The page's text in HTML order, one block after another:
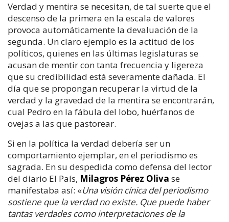
Verdad y mentira se necesitan, de tal suerte que el
descenso de la primera en la escala de valores
provoca automáticamente la devaluación de la
segunda. Un claro ejemplo es la actitud de los
políticos, quienes en las últimas legislaturas se
acusan de mentir con tanta frecuencia y ligereza
que su credibilidad está severamente dañada. El
día que se propongan recuperar la virtud de la
verdad y la gravedad de la mentira se encontrarán,
cual Pedro en la fábula del lobo, huérfanos de
ovejas a las que pastorear.
Si en la política la verdad debería ser un
comportamiento ejemplar, en el periodismo es
sagrada. En su despedida como defensa del lector
del diario El País, Milagros Pérez Oliva se
manifestaba así: «Una visión cínica del periodismo
sostiene que la verdad no existe. Que puede haber
tantas verdades como interpretaciones de la